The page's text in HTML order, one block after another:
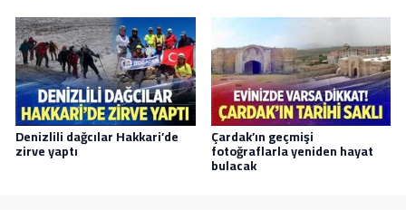
Denizlili dağcılar Hakkari’de
zirve yaptı
Çardak’ın geçmişi
fotoğraflarla yeniden hayat
bulacak